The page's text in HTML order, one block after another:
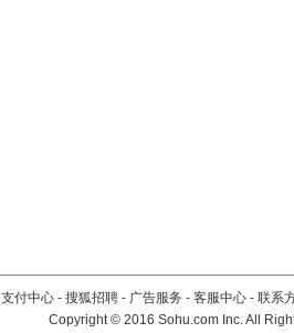
支付中心 - 搜狐招聘 - 广告服务 - 客服中心 - 联系
Copyright©2016 Sohu.com Inc. All